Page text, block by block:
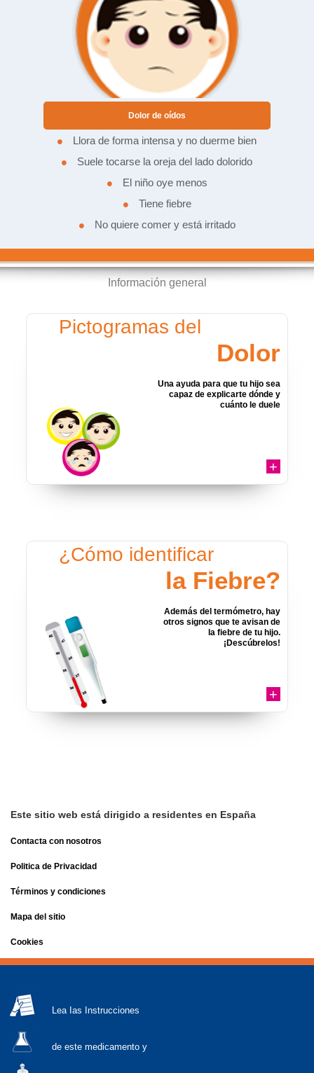
Dolor de oídos
• Llora de forma intensa y no duerme bien
• Suele tocarse la oreja del lado dolorido
• El niño oye menos
• Tiene fiebre
• No quiere comer y está irritado
Información general
Pictogramas del
Dolor
Una ayuda para que tu hijo sea
capaz de explicarte dónde y
cuánto le duele
+
¿Cómo identificar
la Fiebre?
Además del termómetro, hay
otros signos que te avisan de
la fiebre de tu hijo.
¡Descúbrelos!
+
Este sitio web está dirigido a residentes en España
Contacta con nosotros
Politica de Privacidad
Términos y condiciones
Mapa del sitio
Cookies
Lea Ias Instrucciones
de este medicamento y